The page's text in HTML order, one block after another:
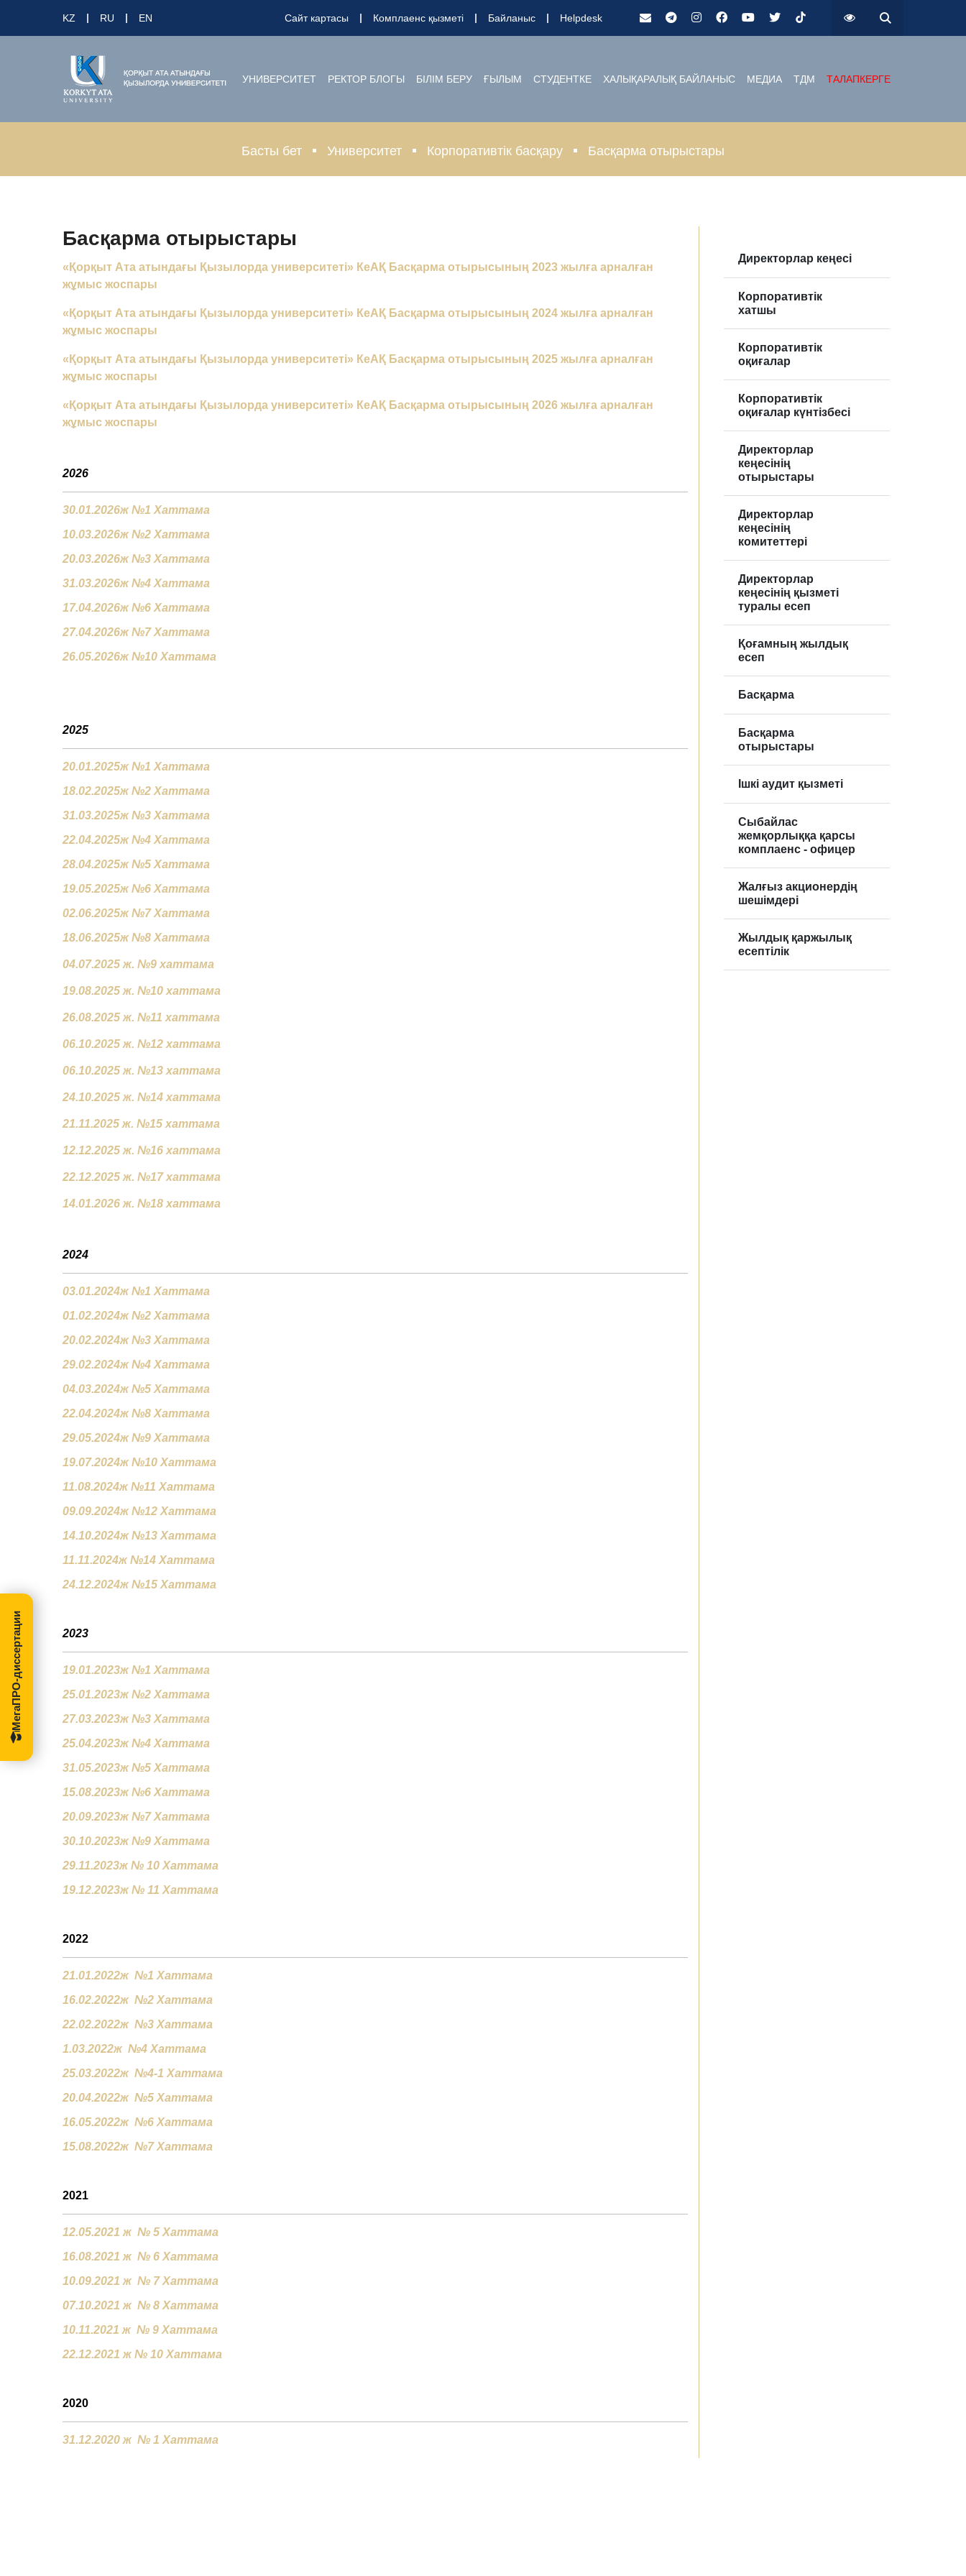
KZ RU EN Сайт картасы Комплаенс қызметі Байланыс Helpdesk
УНИВЕРСИТЕТ РЕКТОР БЛОГЫ БІЛІМ БЕРУ ҒЫЛЫМ СТУДЕНТКЕ ХАЛЫҚАРАЛЫҚ БАЙЛАНЫС МЕДИА ТДМ ТАЛАПКЕРГЕ
Басты бет Университет Корпоративтік басқару Басқарма отырыстары
Басқарма отырыстары
«Қорқыт Ата атындағы Қызылорда университеті» КеАҚ Басқарма отырысының 2023 жылға арналған
жұмыс жоспары
«Қорқыт Ата атындағы Қызылорда университеті» КеАҚ Басқарма отырысының 2024 жылға арналған
жұмыс жоспары
«Қорқыт Ата атындағы Қызылорда университеті» КеАҚ Басқарма отырысының 2025 жылға арналған
жұмыс жоспары
«Қорқыт Ата атындағы Қызылорда университеті» КеАҚ Басқарма отырысының 2026 жылға арналған
жұмыс жоспары
2026
30.01.2026ж №1 Хаттама
10.03.2026ж №2 Хаттама
20.03.2026ж №3 Хаттама
31.03.2026ж №4 Хаттама
17.04.2026ж №6 Хаттама
27.04.2026ж №7 Хаттама
26.05.2026ж №10 Хаттама
2025
20.01.2025ж №1 Хаттама
18.02.2025ж №2 Хаттама
31.03.2025ж №3 Хаттама
22.04.2025ж №4 Хаттама
28.04.2025ж №5 Хаттама
19.05.2025ж №6 Хаттама
02.06.2025ж №7 Хаттама
18.06.2025ж №8 Хаттама
04.07.2025 ж. №9 хаттама
19.08.2025 ж. №10 хаттама
26.08.2025 ж. №11 хаттама
06.10.2025 ж. №12 хаттама
06.10.2025 ж. №13 хаттама
24.10.2025 ж. №14 хаттама
21.11.2025 ж. №15 хаттама
12.12.2025 ж. №16 хаттама
22.12.2025 ж. №17 хаттама
14.01.2026 ж. №18 хаттама
2024
03.01.2024ж №1 Хаттама
01.02.2024ж №2 Хаттама
20.02.2024ж №3 Хаттама
29.02.2024ж №4 Хаттама
04.03.2024ж №5 Хаттама
22.04.2024ж №8 Хаттама
29.05.2024ж №9 Хаттама
19.07.2024ж №10 Хаттама
11.08.2024ж №11 Хаттама
09.09.2024ж №12 Хаттама
14.10.2024ж №13 Хаттама
11.11.2024ж №14 Хаттама
24.12.2024ж №15 Хаттама
2023
19.01.2023ж №1 Хаттама
25.01.2023ж №2 Хаттама
27.03.2023ж №3 Хаттама
25.04.2023ж №4 Хаттама
31.05.2023ж №5 Хаттама
15.08.2023ж №6 Хаттама
20.09.2023ж №7 Хаттама
30.10.2023ж №9 Хаттама
29.11.2023ж № 10 Хаттама
19.12.2023ж № 11 Хаттама
2022
21.01.2022ж №1 Хаттама
16.02.2022ж №2 Хаттама
22.02.2022ж №3 Хаттама
1.03.2022ж №4 Хаттама
25.03.2022ж №4-1 Хаттама
20.04.2022ж №5 Хаттама
16.05.2022ж №6 Хаттама
15.08.2022ж №7 Хаттама
2021
12.05.2021 ж № 5 Хаттама
16.08.2021 ж № 6 Хаттама
10.09.2021 ж № 7 Хаттама
07.10.2021 ж № 8 Хаттама
10.11.2021 ж № 9 Хаттама
22.12.2021 ж № 10 Хаттама
2020
31.12.2020 ж № 1 Хаттама
Директорлар кеңесі
Корпоративтік
хатшы
Корпоративтік
оқиғалар
Корпоративтік
оқиғалар күнтізбесі
Директорлар
кеңесінің
отырыстары
Директорлар
кеңесінің
комитеттері
Директорлар
кеңесінің қызметі
туралы есеп
Қоғамның жылдық
есеп
Басқарма
Басқарма
отырыстары
Ішкі аудит қызметі
Сыбайлас
жемқорлыққа қарсы
комплаенс - офицер
Жалғыз акционердің
шешімдері
Жылдық қаржылық
есептілік
МегаПРО-диссертации